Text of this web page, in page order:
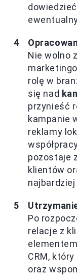
Nie wolno
rolę w
się nad
przynieść
kampanie
reklamy
pozostaje
klientów
Po
relacje z
CRM,
oraz